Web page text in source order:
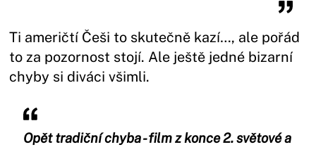
Ti američtí Češi to skutečně kazí…, ale pořád
to za pozornost stojí. Ale ještě jedné bizarní
chyby si diváci všimli.
Opět tradiční chyba - film z konce 2. světové a